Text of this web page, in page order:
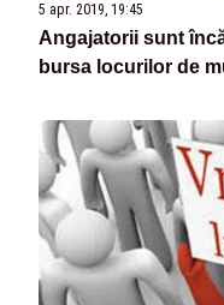
5 apr. 2019, 19:45
Angajatorii sunt
bursa locurilor de